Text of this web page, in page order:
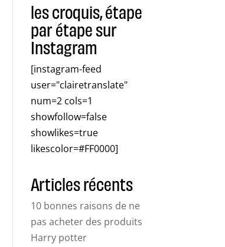
les croquis, étape
par étape sur
Instagram
[instagram-feed
user="clairetranslate"
num=2 cols=1
showfollow=false
showlikes=true
likescolor=#FF0000]
Articles récents
10 bonnes raisons de ne
pas acheter des produits
Harry potter